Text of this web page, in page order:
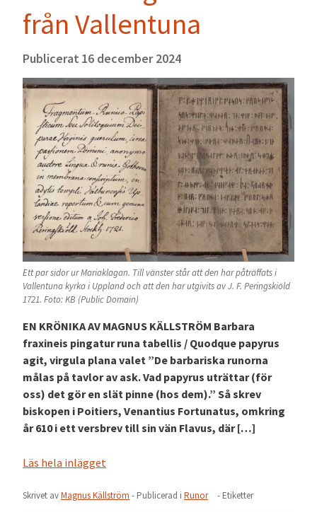
från Vallentuna
Publicerat 16 december 2024
Ett par sidor ur Mariaklagan. Till vänster står att den har påträffats i
Vallentuna kyrka i Uppland och att den har utgivits av J. F. Peringskiöld
1721. Foto: KB (Public Domain)
EN KRÖNIKA AV MAGNUS KÄLLSTRÖM Barbara
fraxineis pingatur runa tabellis / Quodque papyrus
agit, virgula plana valet ”De barbariska runorna
målas på tavlor av ask. Vad papyrus uträttar (för
oss) det gör en slät pinne (hos dem).” Så skrev
biskopen i Poitiers, Venantius Fortunatus, omkring
år 610 i ett versbrev till sin vän Flavus, där […]
Läs hela inlägget
Skrivet avMagnus Källström - Publicerad i Runor
- Etiketter